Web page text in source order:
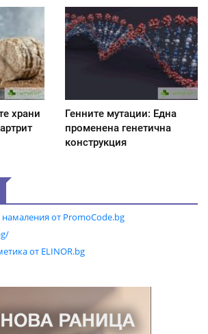
храни
Генните мутации: Една
променена генетична
конструкция
от PromoCode.bg
от ELINOR.bg